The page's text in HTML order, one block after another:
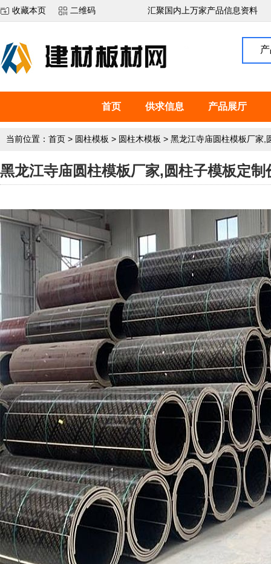
收藏本页 二维码 汇聚国内上万家产品信息资料
首页 供求信息 产品展厅
当前位置： 首页 > 圆柱模板 > 圆柱木模板 > 黑龙江寺庙圆柱模板厂家,
黑龙江寺庙圆柱模板厂家,圆柱子模板定制